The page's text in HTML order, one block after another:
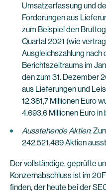
Umsatzerfassung und
Forderungen aus
zum Beispiel den
Quartal 2021 (wie
Ausgleichszahlung nach
Berichtszeitraums im
den zum 31. Dezember
aus Lieferungen und
12.381,7 Millionen Euro
4.693,6 Millionen Euro in
Ausstehende Aktien:
242.521.489 Aktien
Der vollständige, geprüfte
Konzernabschluss ist im
finden, der heute bei der